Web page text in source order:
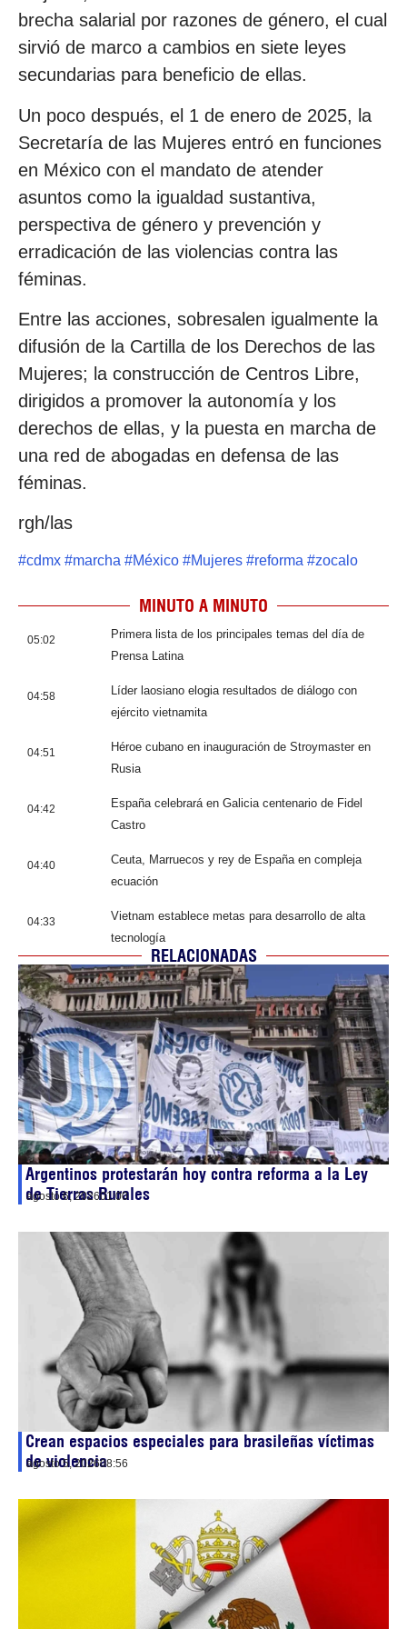
brecha salarial por razones de género, el cual
sirvió de marco a cambios en siete leyes
secundarias para beneficio de ellas.
Un poco después, el 1 de enero de 2025, la
Secretaría de las Mujeres entró en funciones
en México con el mandato de atender
asuntos como la igualdad sustantiva,
perspectiva de género y prevención y
erradicación de las violencias contra las
féminas.
Entre las acciones, sobresalen igualmente la
difusión de la Cartilla de los Derechos de las
Mujeres; la construcción de Centros Libre,
dirigidos a promover la autonomía y los
derechos de ellas, y la puesta en marcha de
una red de abogadas en defensa de las
féminas.
rgh/las
#cdmx #marcha #México #Mujeres #reforma #zocalo
MINUTO A MINUTO
05:02
Primera lista de los principales temas del día de
Prensa Latina
04:58
Líder laosiano elogia resultados de diálogo con
ejército vietnamita
04:51
Héroe cubano en inauguración de Stroymaster en
Rusia
04:42
España celebrará en Galicia centenario de Fidel
Castro
04:40
Ceuta, Marruecos y rey de España en compleja
ecuación
04:33
Vietnam establece metas para desarrollo de alta
tecnología
RELACIONADAS
Argentinos protestarán hoy contra reforma a la Ley
de Tierras Rurales
agosto 6, 202601:00
Crean espacios especiales para brasileñas víctimas
de violencia
agosto 5, 202608:56